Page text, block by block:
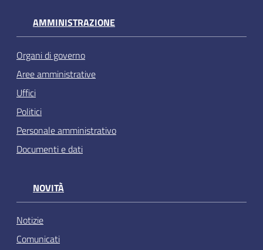
AMMINISTRAZIONE
Organi di governo
Aree amministrative
Uffici
Politici
Personale amministrativo
Documenti e dati
NOVITÀ
Notizie
Comunicati